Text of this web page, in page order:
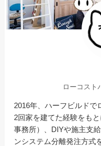
ローコスト
2016年、ハーフビルドで
2回家を建てた経験をも
事務所）、DIYや施主支
ンシステム分離発注方式